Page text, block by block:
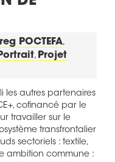
POCTEFA,
Portrait, Projet
les autres partenaires
cofinancé par le
travailler sur le
transfrontalier
sectoriels : textile,
ambition commune :